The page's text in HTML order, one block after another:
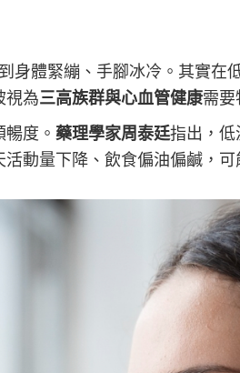
體緊繃、手腳冰冷。其實
視為三高族群與心血管健康需要
度。 藥理學家周泰廷指出，低
動量下降、飲食偏油偏鹹，